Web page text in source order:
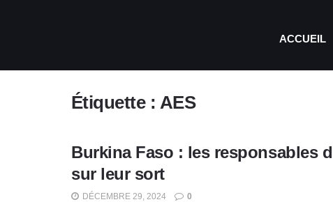
ACCUEIL
Étiquette : AES
Burkina Faso : les responsables
sur leur sort
DÉCEMBRE 29, 2024 0